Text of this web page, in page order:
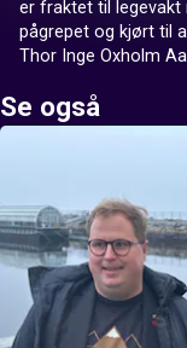
er fraktet til legevakt
pågrepet og kjørt til
Thor Inge Oxholm
Se også